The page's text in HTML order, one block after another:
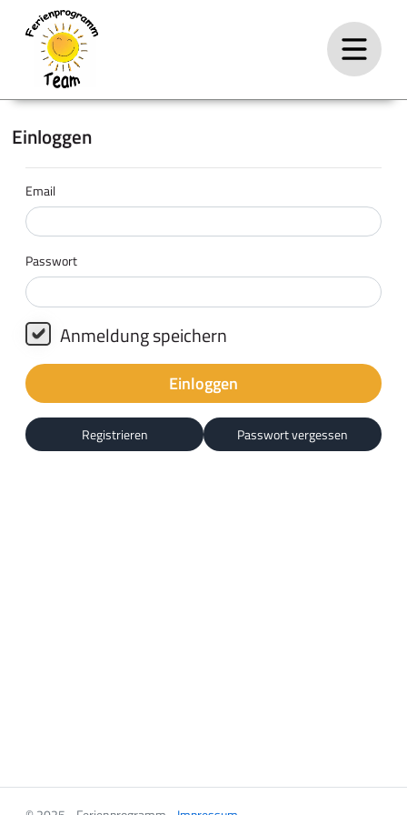
Einloggen
Email
Passwort
Anmeldung speichern
Einloggen
Registrieren Passwort vergessen